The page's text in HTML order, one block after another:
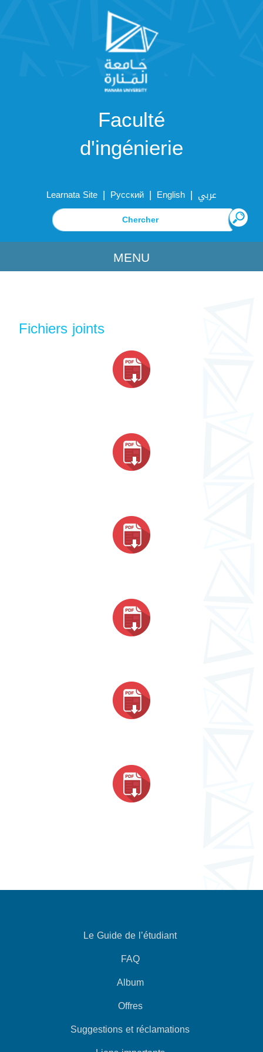
Faculté
d'ingénierie
Learnata Site | Русский | English | عربي
MENU
Fichiers joints
Le Guide de l’étudiant
FAQ
Album
Offres
Suggestions et réclamations